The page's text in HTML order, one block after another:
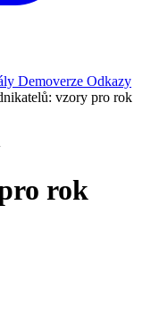
Demoverze Odkazy
vzory pro rok
rok